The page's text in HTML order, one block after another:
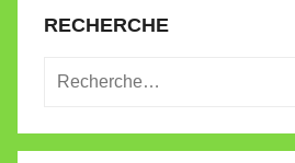
RECHERCHE
Recherche
: